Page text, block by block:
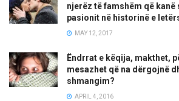
njerëz të famshëm që
pasionit në historinë e
MAY 12, 2017
Ëndrrat e këqija, makthet,
mesazhet që na dërgojnë
shmangim?
APRIL 4, 2016